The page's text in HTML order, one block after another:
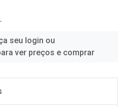
seu login ou
ver preços e comprar